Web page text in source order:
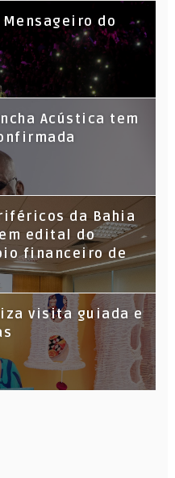
do
Acústica tem
da Bahia
edital do
financeiro de
visita guiada e